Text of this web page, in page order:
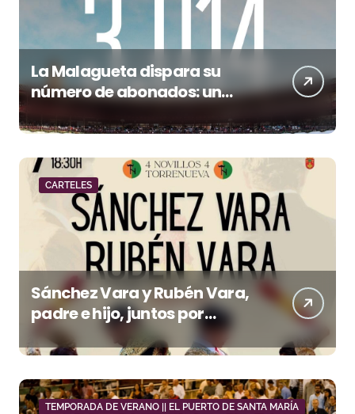
La Malagueta dispara su
número de abonados: un
aniversario
CARTELES
Sánchez Vara y Rubén Vara,
padre e hijo, juntos por
primera vez en su pueblo
TEMPORADA DE VERANO || EL PUERTO DE SANTA MARÍA